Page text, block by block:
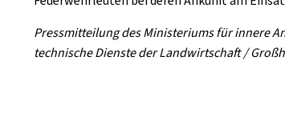
Pressmitteilung des Ministeriums für innere
technische Dienste der Landwirtschaft /